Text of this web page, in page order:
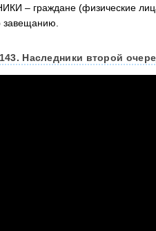
– граждане (физические
завещанию.
Наследники второй